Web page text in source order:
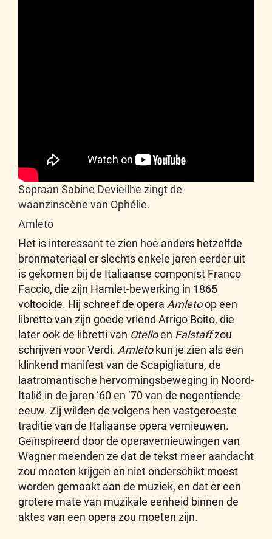
Sopraan Sabine Devieilhe zingt de
waanzinscène van Ophélie.
Amleto
Het is interessant te zien hoe anders hetzelfde
bronmateriaal er slechts enkele jaren eerder uit
is gekomen bij de Italiaanse componist Franco
Faccio, die zijn Hamlet-bewerking in 1865
voltooide. Hij schreef de opera Amletoop een
libretto van zijn goede vriend Arrigo Boito, die
later ook de libretti van Otelloen Falstaffzou
schrijven voor Verdi. Amletokun je zien als een
klinkend manifest van de Scapigliatura, de
laatromantische hervormingsbeweging in Noord-
Italië in de jaren ’60 en ’70 van de negentiende
eeuw. Zij wilden de volgens hen vastgeroeste
traditie van de Italiaanse opera vernieuwen.
Geïnspireerd door de operavernieuwingen van
Wagner meenden ze dat de tekst meer aandacht
zou moeten krijgen en niet onderschikt moest
worden gemaakt aan de muziek, en dat er een
grotere mate van muzikale eenheid binnen de
aktes van een opera zou moeten zijn.